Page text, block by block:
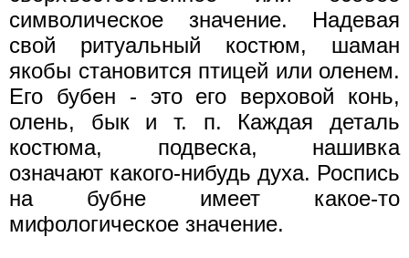
символическое значение. Надевая
свой ритуальный костюм, шаман
якобы становится птицей или оленем.
Его бубен - это его верховой конь,
олень, бык и т. п. Каждая деталь
костюма, подвеска, нашивка
означают какого-нибудь духа. Роспись
на бубне имеет какое-то
мифологическое значение.